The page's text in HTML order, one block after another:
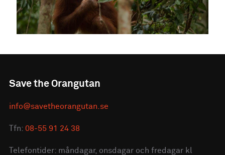
Save the Orangutan
info@savetheorangutan.se
Tfn: 08-55 91 24 38
Telefontider: måndagar, onsdagar och fredagar kl